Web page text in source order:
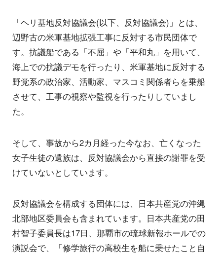
「ヘリ基地反対協議会(以下、反対協議会)」とは、
辺野古の米軍基地拡張工事に反対する市民団体で
す。抗議船である「不屈」や「平和丸」を用いて、
海上での抗議デモを行ったり、米軍基地に反対する
野党系の政治家、活動家、マスコミ関係者らを乗船
させて、工事の視察や監視を行ったりしていまし
た。
そして、事故から2カ月経った今なお、亡くなった
女子生徒の遺族は、反対協議会から直接の謝罪を受
けていないとしています。
反対協議会を構成する団体には、日本共産党の沖縄
北部地区委員会も含まれています。日本共産党の田
村智子委員長は17日、那覇市の琉球新報ホールでの
演説会で、「修学旅行の高校生を船に乗せたこと自